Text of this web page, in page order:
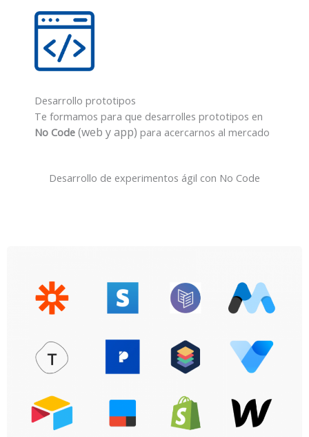
Desarrollo prototipos
Te formamos para que desarrolles prototipos en
No Code (web y app) para acercarnos al mercado
Desarrollo de experimentos ágil con No Code